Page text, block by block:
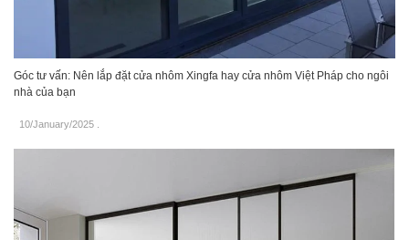
Góc tư vấn: Nên lắp đặt cửa nhôm Xingfa hay cửa nhôm Việt Pháp cho ngôi
nhà của bạn
10/January/2025